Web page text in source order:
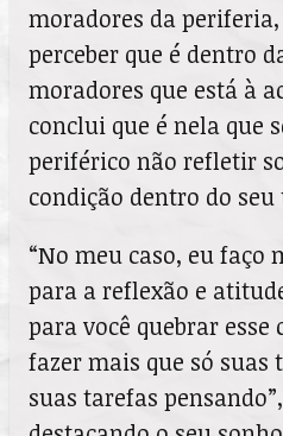
moradores da
perceber que é dentro
moradores que está à
conclui que é nela que
periférico não refletir
condição dentro do
“No meu caso, eu
para a reflexão e
para você quebrar
fazer mais que só suas
suas tarefas